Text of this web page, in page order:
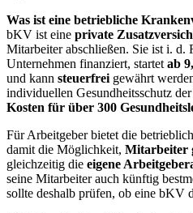
Was ist eine betriebliche
bKV ist eine private
Mitarbeiter abschließen. Sie ist i. d.
Unternehmen finanziert, startet ab
und kann steuerfrei gewährt
individuellen Gesundheitsschutz
Kosten für über 300
Für Arbeitgeber bietet die
damit die Möglichkeit, Mitarbeiter
gleichzeitig die eigene
seine Mitarbeiter auch künftig
sollte deshalb prüfen, ob eine bKV